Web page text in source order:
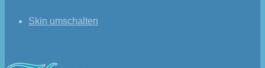
Skin umschalten